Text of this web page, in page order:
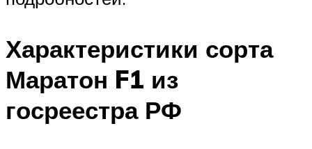
Характеристики сорта
Маратон F1 из
госреестра РФ